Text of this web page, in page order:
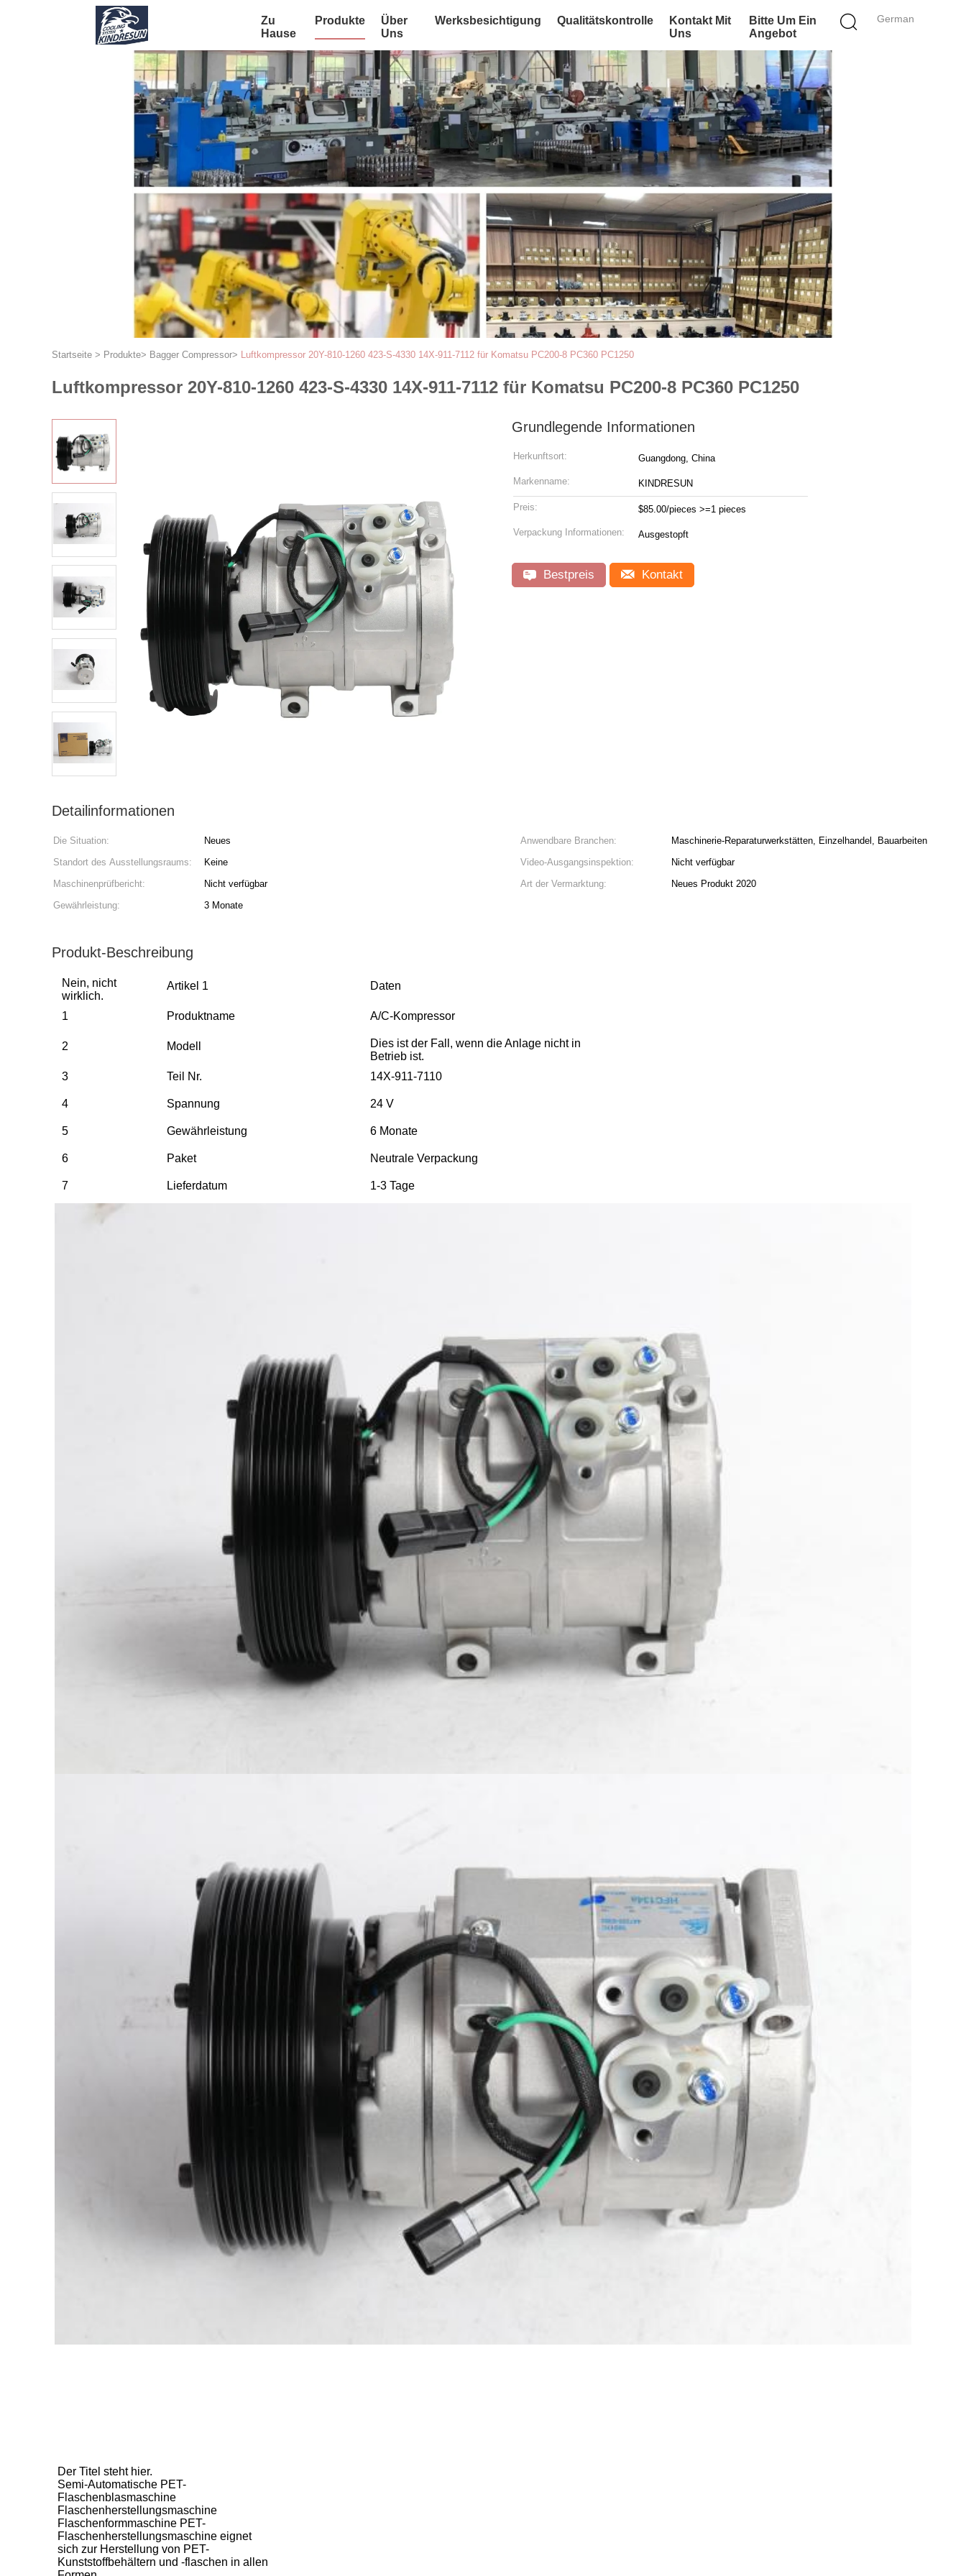
German
Zu
Hause
Produkte
Über
Uns
Werksbesichtigung Qualitätskontrolle
Kontakt Mit
Uns
Bitte Um Ein
Angebot
Startseite > Produkte> Bagger Compressor> Luftkompressor 20Y-810-1260 423-S-4330 14X-911-7112 für Komatsu PC200-8 PC360 PC1250
Luftkompressor 20Y-810-1260 423-S-4330 14X-911-7112 für Komatsu PC200-8 PC360 PC1250
Grundlegende Informationen
Herkunftsort: Guangdong, China
Markenname: KINDRESUN
Preis: $85.00/pieces >=1 pieces
Verpackung Informationen: Ausgestopft
Bestpreis Kontakt
Detailinformationen
Die Situation: Neues Anwendbare Branchen:
Maschinerie-Reparaturwerkstätten, Einzelhandel, Bauarbeiten
Standort des Ausstellungsraums:
Keine Video-Ausgangsinspektion:
Nicht verfügbar
Maschinenprüfbericht:
Nicht verfügbar Art der Vermarktung:
Neues Produkt 2020
Gewährleistung:
3 Monate
Produkt-Beschreibung
Nein, nicht
wirklich.
Artikel 1 Daten
1 Produktname A/C-Kompressor
2 Modell
Dies ist der Fall, wenn die Anlage nicht in
Betrieb ist.
3
Teil Nr. 14X-911-7110
4 Spannung 24 V
5 Gewährleistung 6 Monate
6 Paket Neutrale Verpackung
7 Lieferdatum 1-3 Tage